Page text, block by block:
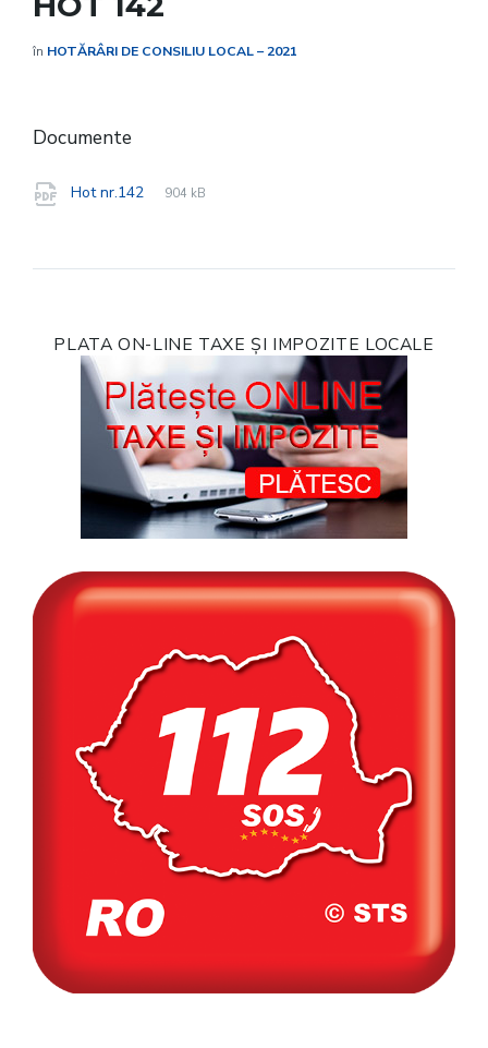
în HOTĂRÂRI DE CONSILIU LOCAL – 2021
Documente
Hot nr.142
File
pdf
File
904 kB
PLATA ON-LINE TAXE ȘI IMPOZITE LOCALE